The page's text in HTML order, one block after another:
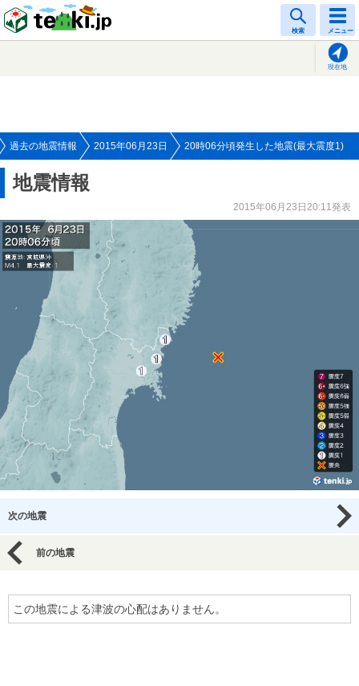
検索 メニュー
現在地
過去の地震情報 2015年06月23日 20時06分頃発生した地震(最大震度1)
地震情報
2015年06月23日20:11発表
次の地震
前の地震
この地震による津波の心配はありません。